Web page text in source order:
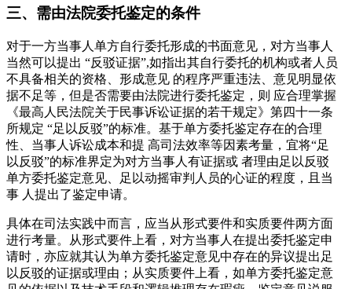
三、需由法院委托鉴定的条件
对于一方当事人单方自行委托形成的书面意见，对方当事人
当然可以提出 “反驳证据”,如指出其自行委托的机构或者人员
不具备相关的资格、形成意见 的程序严重违法、意见明显依
据不足等，但是否需要由法院进行委托鉴定，则 应合理掌握
《最高人民法院关于民事诉讼证据的若干规定》第四十一条
所规定 “足以反驳”的标准。基于单方委托鉴定存在的合理
性、当事人诉讼成本和提 高司法效率等因素考量，宜将“足
以反驳”的标准界定为对方当事人有证据或 者理由足以反驳
单方委托鉴定意见、足以动摇审判人员的心证的程度，且当
事 人提出了鉴定申请。
具体在司法实践中而言，应当从形式要件和实质要件两方面
进行考量。从形式要件上看，对方当事人在提出委托鉴定申
请时，亦应就其认为单方委托鉴定意见中存在的异议提出足
以反驳的证据或理由；从实质要件上看，如单方委托鉴定意